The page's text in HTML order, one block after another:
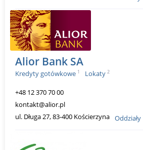
Alior Bank SA
Kredyty gotówkowe 1 Lokaty 2
+48 12 370 70 00
kontakt@alior.pl
ul. Długa 27, 83-400 Kościerzyna Oddziały